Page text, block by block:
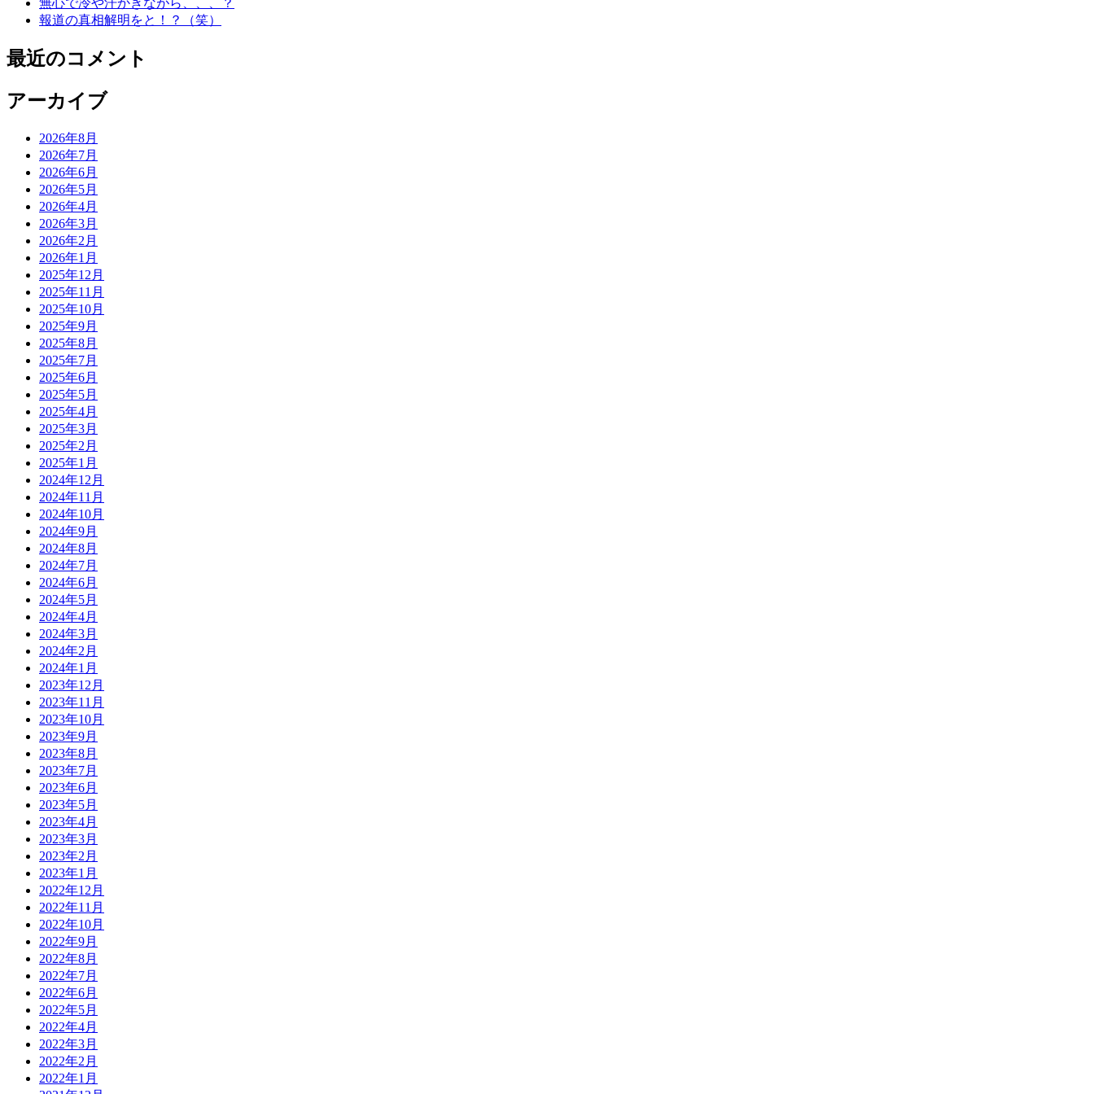
無心で冷や汗かきながら、、、？
報道の真相解明をと！？（笑）
最近のコメント
アーカイブ
2026年8月
2026年7月
2026年6月
2026年5月
2026年4月
2026年3月
2026年2月
2026年1月
2025年12月
2025年11月
2025年10月
2025年9月
2025年8月
2025年7月
2025年6月
2025年5月
2025年4月
2025年3月
2025年2月
2025年1月
2024年12月
2024年11月
2024年10月
2024年9月
2024年8月
2024年7月
2024年6月
2024年5月
2024年4月
2024年3月
2024年2月
2024年1月
2023年12月
2023年11月
2023年10月
2023年9月
2023年8月
2023年7月
2023年6月
2023年5月
2023年4月
2023年3月
2023年2月
2023年1月
2022年12月
2022年11月
2022年10月
2022年9月
2022年8月
2022年7月
2022年6月
2022年5月
2022年4月
2022年3月
2022年2月
2022年1月